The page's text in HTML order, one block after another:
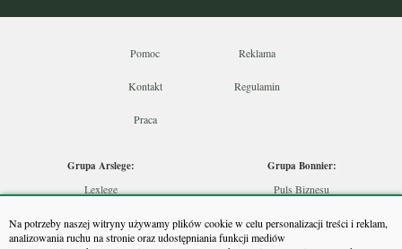
Na potrzeby naszej witryny używamy plików cookie w celu personalizacji treści i reklam,
analizowania ruchu na stronie oraz udostępniania funkcji mediów
Pomoc Reklama
Kontakt Regulamin
Praca
Grupa Arslege:
Lexlege
Skarbowcy
Grupa Bonnier:
Puls Biznesu
Puls Medycyny